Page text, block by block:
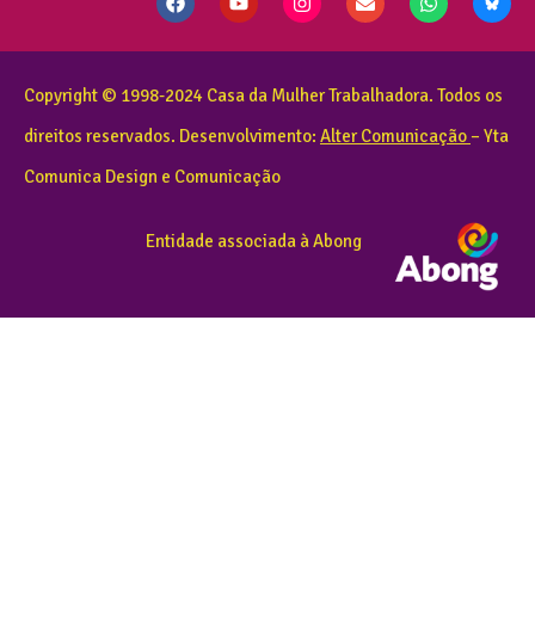
Copyright © 1998-2024 Casa da Mulher Trabalhadora. Todos os
direitos reservados. Desenvolvimento: Alter Comunicação – Yta
Comunica Design e Comunicação
Entidade associada à Abong